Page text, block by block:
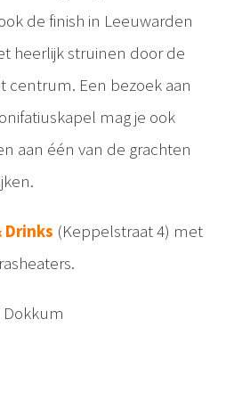
de finish in Leeuwarden
heerlijk struinen door de
centrum. Een bezoek aan
mag je ook
aan één van de grachten
Drinks (Keppelstraat 4) met